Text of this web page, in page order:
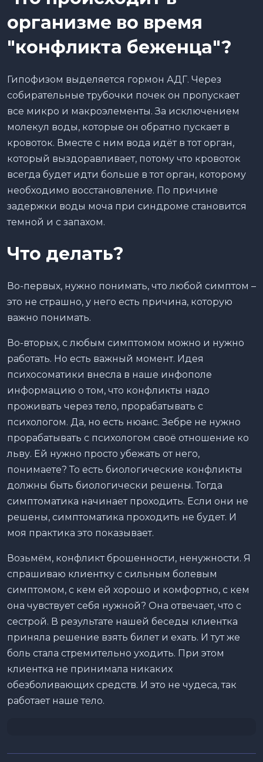
организме во время
"конфликта беженца"?
Гипофизом выделяется гормон АДГ. Через
собирательные трубочки почек он пропускает
все микро и макроэлементы. За исключением
молекул воды, которые он обратно пускает в
кровоток. Вместе с ним вода идёт в тот орган,
который выздоравливает, потому что кровоток
всегда будет идти больше в тот орган, которому
необходимо восстановление. По причине
задержки воды моча при синдроме становится
темной и с запахом.
Что делать?
Во-первых, нужно понимать, что любой симптом –
это не страшно, у него есть причина, которую
важно понимать.
Во-вторых, с любым симптомом можно и нужно
работать. Но есть важный момент. Идея
психосоматики внесла в наше инфополе
информацию о том, что конфликты надо
проживать через тело, прорабатывать с
психологом. Да, но есть нюанс. Зебре не нужно
прорабатывать с психологом своё отношение ко
льву. Ей нужно просто убежать от него,
понимаете? То есть биологические конфликты
должны быть биологически решены. Тогда
симптоматика начинает проходить. Если они не
решены, симптоматика проходить не будет. И
моя практика это показывает.
Возьмём, конфликт брошенности, ненужности. Я
спрашиваю клиентку с сильным болевым
симптомом, с кем ей хорошо и комфортно, с кем
она чувствует себя нужной? Она отвечает, что с
сестрой. В результате нашей беседы клиентка
приняла решение взять билет и ехать. И тут же
боль стала стремительно уходить. При этом
клиентка не принимала никаких
обезболивающих средств. И это не чудеса, так
работает наше тело.